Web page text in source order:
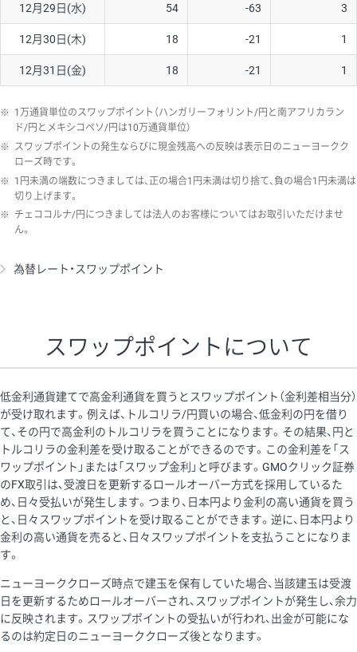
12月29日(水) 54 -63 3
12月30日(木) 18 -21 1
12月31日(金) 18 -21 1
※ 1万通貨単位のスワップポイント（ハンガリーフォリント/円と南アフリカラン
ド/円とメキシコペソ/円は10万通貨単位）
※ スワップポイントの発生ならびに現金残高への反映は表示日のニューヨークク
ローズ時です。
※ 1円未満の端数につきましては、正の場合1円未満は切り捨て、負の場合1円未満は
切り上げます。
※ チェココルナ/円につきましては法人のお客様についてはお取引いただけませ
ん。
為替レート・スワップポイント
スワップポイントについて
低金利通貨建てで高金利通貨を買うとスワップポイント（金利差相当分）
が受け取れます。例えば、トルコリラ/円買いの場合、低金利の円を借り
て、その円で高金利のトルコリラを買うことになります。その結果、円と
トルコリラの金利差を受け取ることができるのです。この金利差を「ス
ワップポイント」または「スワップ金利」と呼びます。GMOクリック証券
のFX取引は、受渡日を更新するロールオーバー方式を採用しているた
め、日々受払いが発生します。つまり、日本円より金利の高い通貨を買う
と、日々スワップポイントを受け取ることができます。逆に、日本円より
金利の高い通貨を売ると、日々スワップポイントを支払うことになりま
す。
ニューヨーククローズ時点で建玉を保有していた場合、当該建玉は受渡
日を更新するためロールオーバーされ、スワップポイントが発生し、余力
に反映されます。スワップポイントの受払いが行われ、出金が可能にな
るのは約定日のニューヨーククローズ後となります。